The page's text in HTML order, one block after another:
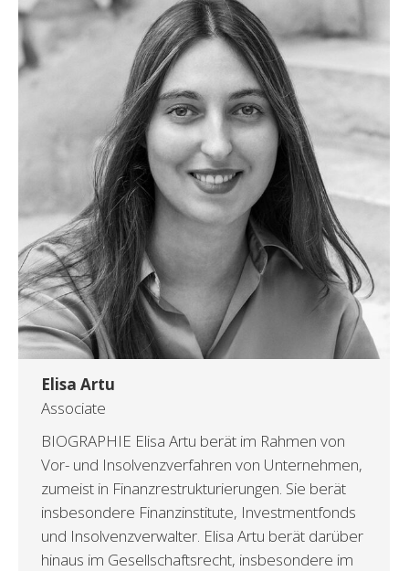
Elisa Artu
Associate
BIOGRAPHIE Elisa Artu berät im Rahmen von
Vor- und Insolvenzverfahren von Unternehmen,
zumeist in Finanzrestrukturierungen. Sie berät
insbesondere Finanzinstitute, Investmentfonds
und Insolvenzverwalter. Elisa Artu berät darüber
hinaus im Gesellschaftsrecht, insbesondere im